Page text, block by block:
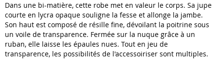
Dans une bi-matière, cette robe met en valeur le corps. Sa jupe
courte en lycra opaque souligne la fesse et allonge la jambe.
Son haut est composé de résille fine, dévoilant la poitrine sous
un voile de transparence. Fermée sur la nuque grâce à un
ruban, elle laisse les épaules nues. Tout en jeu de
transparence, les possibilités de l'accessoiriser sont multiples.